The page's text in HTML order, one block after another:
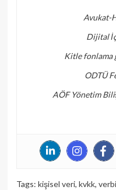
Avukat-
Dijital
Kitle fonlama
ODTÜ
AÖF Yönetim
Tags: kişisel veri, kvkk,